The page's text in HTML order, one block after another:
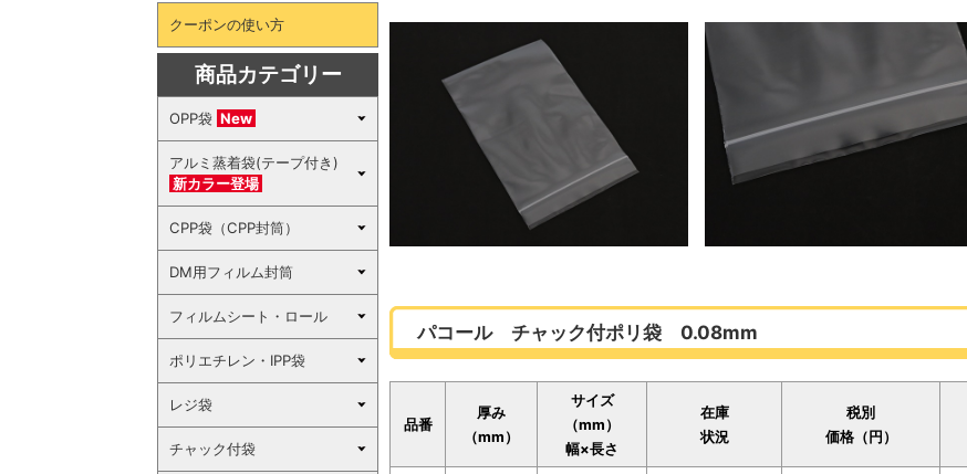
パコール チャック付ポリ袋 0.08mm
品番
厚み
（mm）
サイズ
（mm）
幅×長さ
在庫
状況
税別
価格（円）
クーポンの使い方
商品カテゴリー
OPP袋 New
アルミ蒸着袋(テープ付き)
新カラー登場
CPP袋（CPP封筒）
DM用フィルム封筒
フィルムシート・ロール
ポリエチレン・IPP袋
レジ袋
チャック付袋